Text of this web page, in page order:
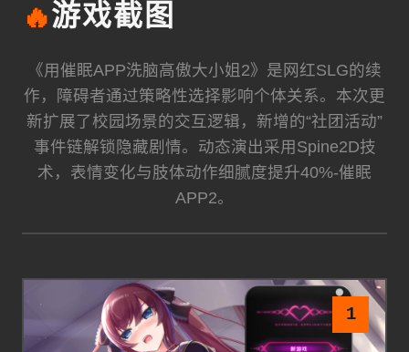
🔥游戏截图
《用催眠APP洗脑高傲大小姐2》是网红SLG的续
作，障碍者通过策略性选择影响个体关系。本次更
新扩展了校园场景的交互逻辑，新增的“社团活动”
事件链解锁隐藏剧情。动态演出采用Spine2D技
术，表情变化与肢体动作细腻度提升40%-催眠
APP2。
1